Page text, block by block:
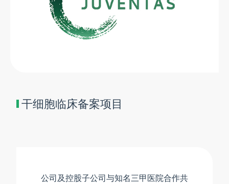
干细胞临床备案项目
公司及控股子公司与知名三甲医院合作共